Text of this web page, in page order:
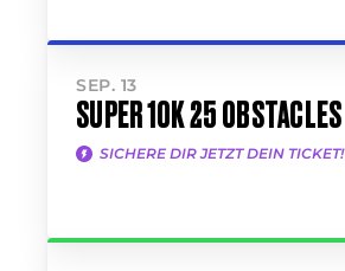
SEP. 13
SUPER 10K 25 OBSTACLES
SICHERE DIR JETZT DEIN TICKET!